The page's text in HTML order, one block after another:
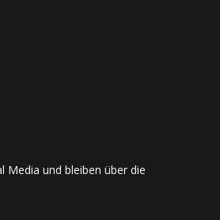
Media und bleiben über die
{ window.dataLayer =
'event':